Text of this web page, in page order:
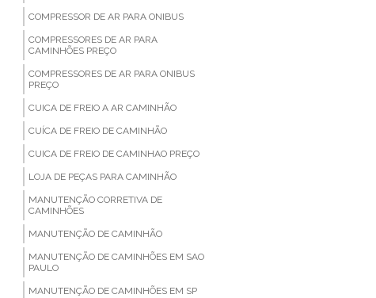
COMPRESSOR DE AR PARA ONIBUS
COMPRESSORES DE AR PARA
CAMINHÕES PREÇO
COMPRESSORES DE AR PARA ONIBUS
PREÇO
CUICA DE FREIO A AR CAMINHÃO
CUÍCA DE FREIO DE CAMINHÃO
CUICA DE FREIO DE CAMINHAO PREÇO
LOJA DE PEÇAS PARA CAMINHÃO
MANUTENÇÃO CORRETIVA DE
CAMINHÕES
MANUTENÇÃO DE CAMINHÃO
MANUTENÇÃO DE CAMINHÕES EM SAO
PAULO
MANUTENÇÃO DE CAMINHÕES EM SP